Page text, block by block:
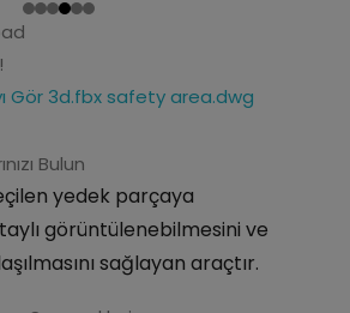
Gör 3d.fbxsafety area.dwg
yedek parçaya
görüntülenebilmesini ve
sağlayan araçtır.